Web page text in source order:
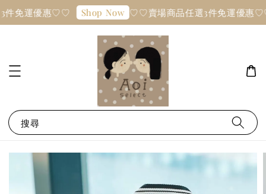
件免運優惠♡♡ Shop Now ♡♡賣場商品任選3件免運優惠
搜尋